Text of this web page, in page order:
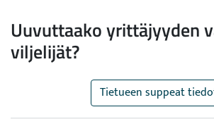
Uuvuttaako yrittäjyyden
viljelijät?
Tietueen suppeat